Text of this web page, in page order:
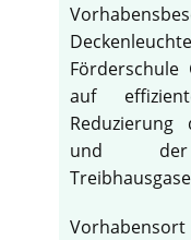
Förderschule
auf
Reduzierung
und